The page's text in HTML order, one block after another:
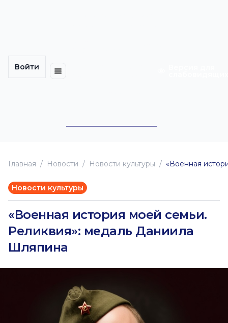
Войти
Главная Новоcти Новости культуры «Военная
Новости культуры
«Военная история моей семьи.
Реликвия»: медаль Даниила
Шляпина